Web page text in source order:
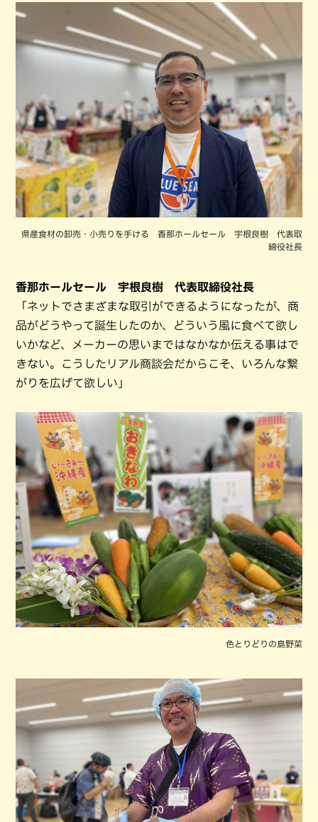
県産食材の卸売・小売りを手ける 香那ホールセール 宇根良樹 代表取
締役社長
香那ホールセール 宇根良樹 代表取締役社長
「ネットでさまざまな取引ができるようになったが、商
品がどうやって誕生したのか、どういう風に食べて欲し
いかなど、メーカーの思いまではなかなか伝える事はで
きない。こうしたリアル商談会だからこそ、いろんな繋
がりを広げて欲しい」
色とりどりの島野菜